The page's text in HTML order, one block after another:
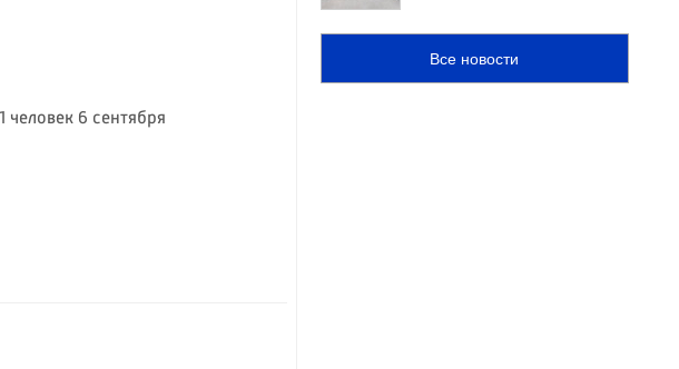
человек 6 сентября
Все новости